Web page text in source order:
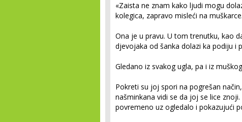
«Zaista ne znam kako ljudi mogu
kolegica, zapravo misleći na
Ona je u pravu. U tom trenutku, kao
djevojaka od šanka dolazi ka podiju i
Gledano iz svakog ugla, pa i iz
Pokreti su joj spori na pogrešan
našminkana vidi se da joj se lice
povremeno uz ogledalo i pokazujući